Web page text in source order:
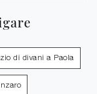
di divani a Paola